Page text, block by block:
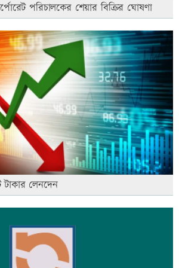
পরিচালকের শেয়ার বিক্রির ঘোষণা
লেনদেন